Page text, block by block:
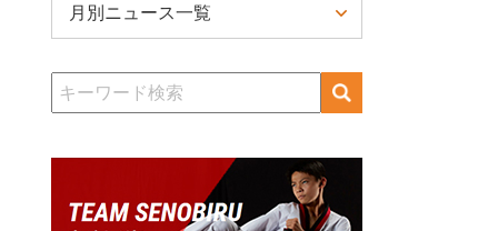
月別ニュース一覧